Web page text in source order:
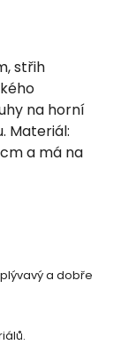
střih
na horní
Materiál:
a má na
a dobře